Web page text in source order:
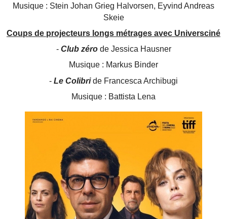
Musique : Stein Johan Grieg Halvorsen, Eyvind Andreas
Skeie
Coups de projecteurs longs métrages avec Universciné
- Club zéro de Jessica Hausner
Musique : Markus Binder
- Le Colibride Francesca Archibugi
Musique : Battista Lena